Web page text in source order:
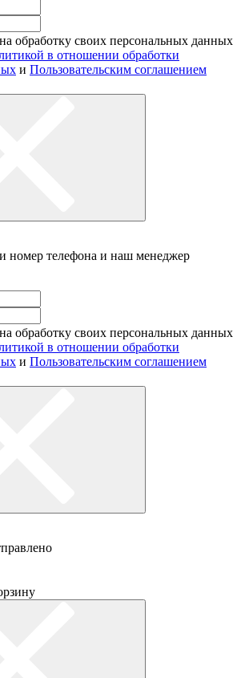
обработку своих персональных данных
в отношении обработки
и Пользовательским соглашением
номер телефона и наш менеджер
обработку своих персональных данных
в отношении обработки
и Пользовательским соглашением